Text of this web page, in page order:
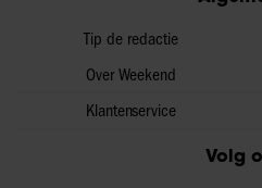
verzameld op basis van uw
gaat akkoord met onze
Tip de redactie
Over Weekend
Klantenservice
Volg